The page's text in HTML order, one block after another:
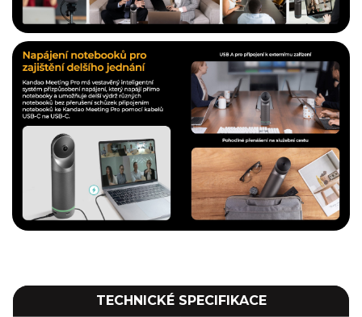
TECHNICKÉ SPECIFIKACE